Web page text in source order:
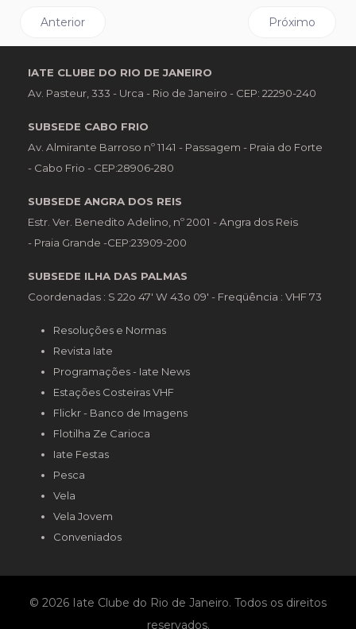
Artigo anterior: Barco “Sexi” é Campeão Brasileiro de
Anterior Próximo artigo:
Próximo
IATE CLUBE DO RIO DE JANEIRO
Av. Pasteur, 333 - Urca - Rio de Janeiro - CEP: 22290-240
SUBSEDE CABO FRIO
Av. Almirante Barroso nº 1141 - Passagem - Praia do Forte
- Cabo Frio - CEP:28906-280
SUBSEDE ANGRA DOS REIS
Estr. Ver. Benedito Adelino, nº 2001 - Angra dos Reis
- Praia Grande -CEP:23909-200
SUBSEDE ILHA DAS PALMAS
Coordenadas : S 22o 47' W 43o 09' - Freqüência : VHF 73
Resoluções e Normas
Revista Iate
Programações - Iate News
Estações Costeiras VHF
Flickr - Banco de Imagens
Flotilha Ze Carioca
Iate Festas
Pesca
Vela
Vela Jovem
Conveniados
© 2026 Iate Clube do Rio de Janeiro. Todos os direitos
reservados.